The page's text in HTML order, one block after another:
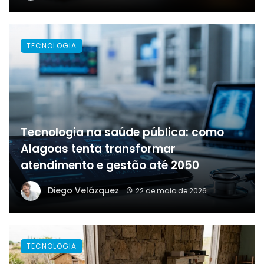
Tecnologia na saúde pública: como
Alagoas tenta transformar
atendimento e gestão até 2050
Diego Velázquez 22 de maio de 2026
TECNOLOGIA
TECNOLOGIA